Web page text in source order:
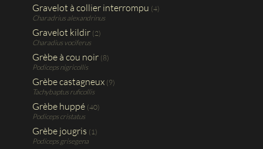
Gravelot à collier interrompu (4)
Charadrius alexandrinus
Gravelot kildir (2)
Charadius vociferus
Grèbe à cou noir (8)
Podiceps nigricollis
Grèbe castagneux (9)
Tachybaptus ruficollis
Grèbe huppé (40)
Podiceps cristatus
Grèbe jougris (1)
Podiceps grisegena